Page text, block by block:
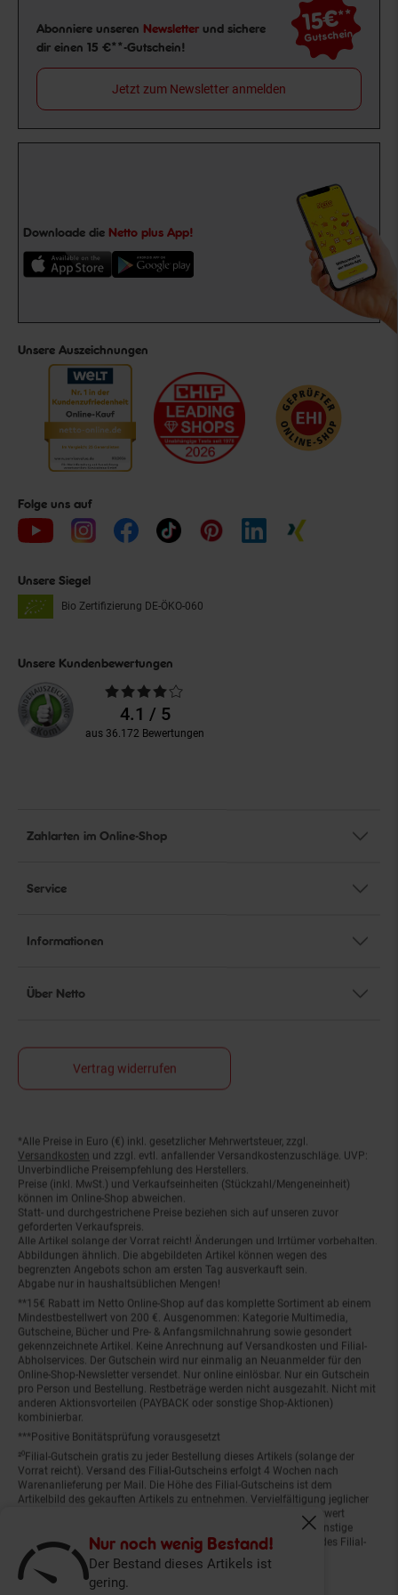
Nur noch wenig Bestand!
Der Bestand dieses Artikels ist
gering.
Fenster
Newsletter Anmeldung
Abonniere unseren Newsletter und sichere
dir einen 15 €**-Gutschein!
15€**
Gutschein
Jetzt zum Newsletter anmelden
Downloade die Netto plus App!
Unsere Auszeichnungen
Folge uns auf
Unsere Siegel
Bio Zertifizierung DE-ÖKO-060
Unsere Kundenbewertungen
Durchschnittliche
Bewertungen4.1 / 5
aus 36.172 Bewertungen
Zahlarten im Online-Shop
Service
Informationen
Über Netto
Vertrag widerrufen
Fußnoten
*Alle Preise in Euro (€) inkl. gesetzlicher Mehrwertsteuer, zzgl.
Versandkosten und zzgl. evtl. anfallender Versandkostenzuschläge. UVP:
Unverbindliche Preisempfehlung des Herstellers.
Preise (inkl. MwSt.) und Verkaufseinheiten (Stückzahl/Mengeneinheit)
können im Online-Shop abweichen.
Statt- und durchgestrichene Preise beziehen sich auf unseren zuvor
geforderten Verkaufspreis.
Alle Artikel solange der Vorrat reicht! Änderungen und Irrtümer vorbehalten.
Abbildungen ähnlich. Die abgebildeten Artikel können wegen des
begrenzten Angebots schon am ersten Tag ausverkauft sein.
Abgabe nur in haushaltsüblichen Mengen!
**15€ Rabatt im Netto Online-Shop auf das komplette Sortiment ab einem
Mindestbestellwert von 200 €. Ausgenommen: Kategorie Multimedia,
Gutscheine, Bücher und Pre- & Anfangsmilchnahrung sowie gesondert
gekennzeichnete Artikel. Keine Anrechnung auf Versandkosten und Filial-
Abholservices. Der Gutschein wird nur einmalig an Neuanmelder für den
Online-Shop-Newsletter versendet. Nur online einlösbar. Nur ein Gutschein
pro Person und Bestellung. Restbeträge werden nicht ausgezahlt. Nicht mit
anderen Aktionsvorteilen (PAYBACK oder sonstige Shop-Aktionen)
kombinierbar.
***Positive Bonitätsprüfung vorausgesetzt
²⁰Filial-Gutschein gratis zu jeder Bestellung dieses Artikels (solange der
Vorrat reicht). Versand des Filial-Gutscheins erfolgt 4 Wochen nach
Warenanlieferung per Mail. Die Höhe des Filial-Gutscheins ist dem
Artikelbild des gekauften Artikels zu entnehmen. Vervielfältigung jeglicher
Art nicht gestattet. Der Filial-Gutschein ist ohne Mindesteinkaufswert
einlösbar. Nicht mit anderen Aktionsvorteilen (PAYBACK oder sonstige
Shop-Aktionen) kombinierbar. Der jeweilige Gültigkeitszeitraum des Filial-
Gutscheins ist darauf vermerkt.